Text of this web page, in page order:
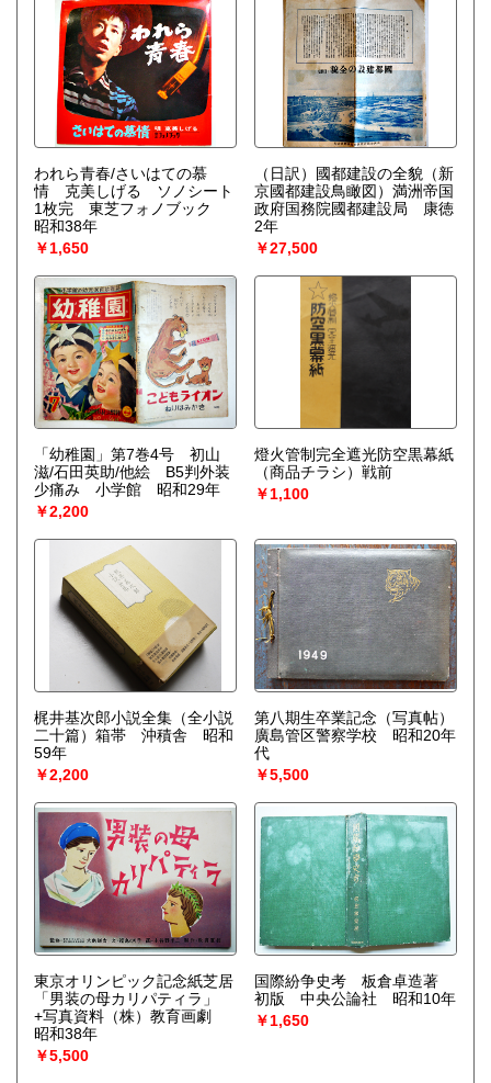
われら青春/さいはての慕
情 克美しげる ソノシート
1枚完 東芝フォノブック
昭和38年
￥1,650
（日訳）國都建設の全貌（新
京國都建設鳥瞰図）満洲帝国
政府国務院國都建設局 康徳
2年
￥27,500
「幼稚園」第7巻4号 初山
滋/石田英助/他絵 B5判外装
少痛み 小学館 昭和29年
￥2,200
燈火管制完全遮光防空黒幕紙
（商品チラシ）戦前
￥1,100
梶井基次郎小説全集（全小説
二十篇）箱帯 沖積舎 昭和
59年
￥2,200
第八期生卒業記念（写真帖）
廣島管区警察学校 昭和20年
代
￥5,500
東京オリンピック記念紙芝居
「男装の母カリパティラ」
+写真資料（株）教育画劇
昭和38年
￥5,500
国際紛争史考 板倉卓造著
初版 中央公論社 昭和10年
￥1,650